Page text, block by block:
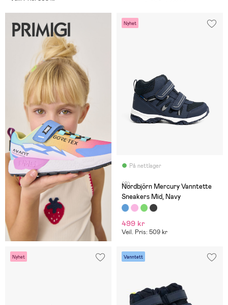
Nyhet
På nettlager
(0)
Nordbjörn Mercury Vanntette
Sneakers Mid, Navy
499 kr
Veil. Pris: 509 kr
Nyhet Vanntett